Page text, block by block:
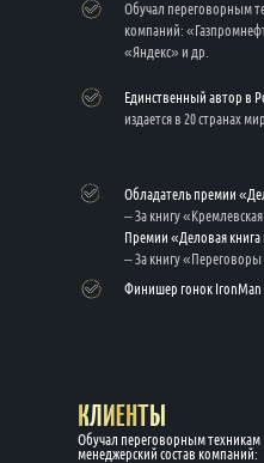
Финишер гонок IronMan
Обладатель премии
– За книгу
Премии «Деловая книга
– За книгу
Обучал переговорным
компаний:
«Яндекс» и др.
Единственный автор в
издается в 20 странах
Обучал переговорным техникам
менеджерский состав компаний:
КЛИЕНТЫ